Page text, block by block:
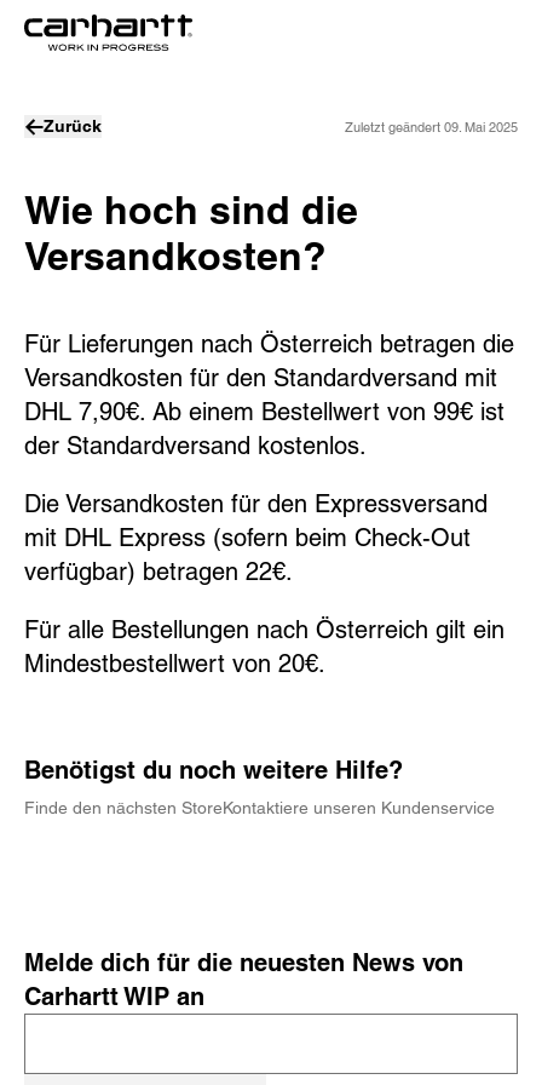
Zurück Zuletzt geändert 09. Mai 2025
Wie hoch sind die
Versandkosten?
Für Lieferungen nach Österreich betragen die
Versandkosten für den Standardversand mit
DHL 7,90€. Ab einem Bestellwert von 99€ ist
der Standardversand kostenlos.
Die Versandkosten für den Expressversand
mit DHL Express (sofern beim Check-Out
verfügbar) betragen 22€.
Für alle Bestellungen nach Österreich gilt ein
Mindestbestellwert von 20€.
Benötigst du noch weitere Hilfe?
Finde den nächsten StoreKontaktiere unseren Kundenservice
Melde dich für die neuesten News von
Carhartt WIP an